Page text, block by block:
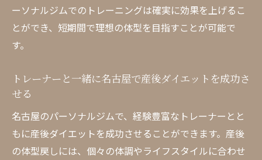
ーソナルジムでのトレーニングは確実に効果を上げるこ
とができ、短期間で理想の体型を目指すことが可能で
す。
トレーナーと一緒に名古屋で産後ダイエットを成功さ
せる
名古屋のパーソナルジムで、経験豊富なトレーナーとと
もに産後ダイエットを成功させることができます。産後
の体型戻しには、個々の体調やライフスタイルに合わせ